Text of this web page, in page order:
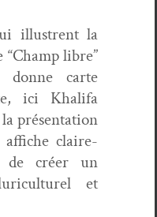
illus­trent la
libre”
carte
ici Khal­i­fa
présen­ta­tion
affiche claire­
de créer un
et